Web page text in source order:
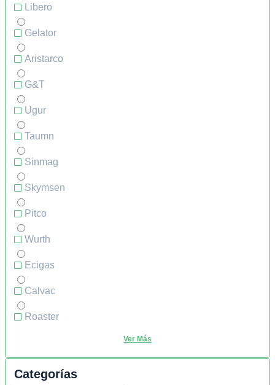
Libero
Gelator
Aristarco
G&T
Ugur
Taumn
Sinmag
Skymsen
Pitco
Wurth
Ecigas
Calvac
Roaster
Categorías